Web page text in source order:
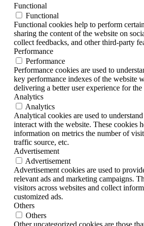
Functional
Functional
Functional cookies help to perform
sharing the content of the website on
collect feedbacks, and other third-party
Performance
Performance
Performance cookies are used to
key performance indexes of the website
delivering a better user experience for the
Analytics
Analytics
Analytical cookies are used to
interact with the website. These cookies
information on metrics the number of
traffic source, etc.
Advertisement
Advertisement
Advertisement cookies are used to
relevant ads and marketing campaigns.
visitors across websites and collect
customized ads.
Others
Others
Other uncategorized cookies are those